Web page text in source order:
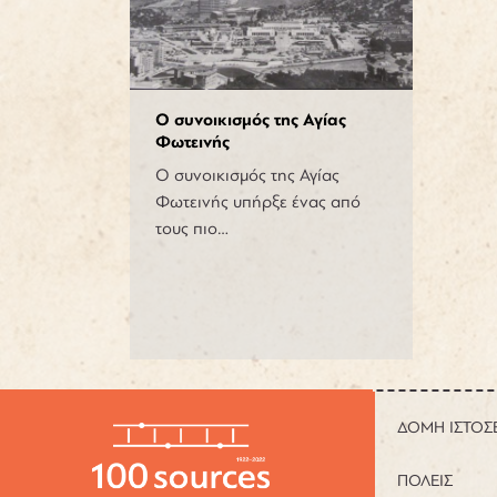
Ο συνοικισμός της Αγίας
Φωτεινής
Ο συνοικισμός της Αγίας
Φωτεινής υπήρξε ένας από
τους πιο…
ΔΟΜΗ
ΠΟΛΕΙΣ